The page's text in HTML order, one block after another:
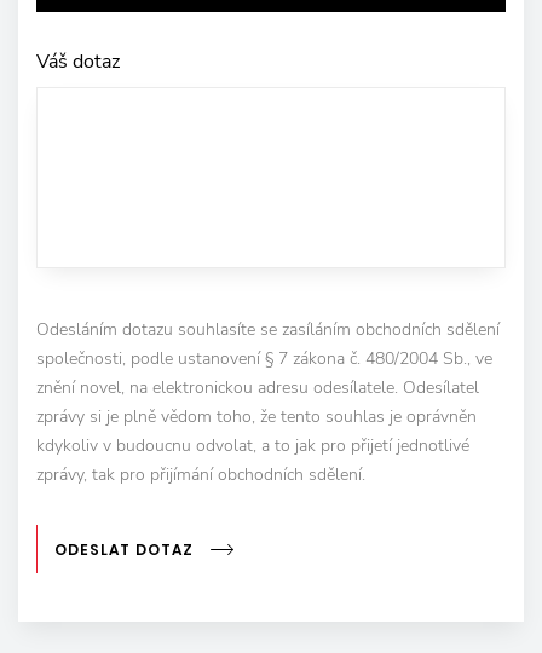
Váš dotaz
Odesláním dotazu souhlasíte se zasíláním obchodních sdělení
společnosti, podle ustanovení § 7 zákona č. 480/2004 Sb., ve
znění novel, na elektronickou adresu odesílatele. Odesílatel
zprávy si je plně vědom toho, že tento souhlas je oprávněn
kdykoliv v budoucnu odvolat, a to jak pro přijetí jednotlivé
zprávy, tak pro přijímání obchodních sdělení.
ODESLAT DOTAZ